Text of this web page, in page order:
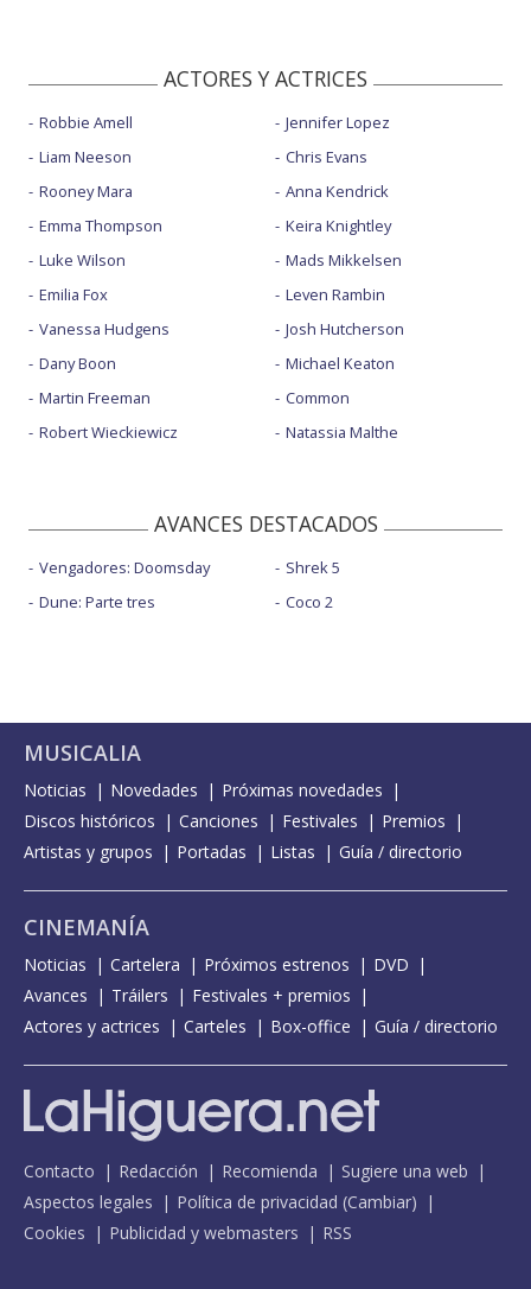
ACTORES Y ACTRICES
Robbie Amell
Liam Neeson
Rooney Mara
Emma Thompson
Luke Wilson
Emilia Fox
Vanessa Hudgens
Dany Boon
Martin Freeman
Robert Wieckiewicz
Jennifer Lopez
Chris Evans
Anna Kendrick
Keira Knightley
Mads Mikkelsen
Leven Rambin
Josh Hutcherson
Michael Keaton
Common
Natassia Malthe
AVANCES DESTACADOS
Vengadores: Doomsday
Dune: Parte tres
Shrek 5
Coco 2
MUSICALIA
Noticias Novedades
Próximas novedades
Discos históricos
Canciones Festivales
Premios
Artistas y grupos
Portadas Listas Guía / directorio
CINEMANÍA
Noticias Cartelera Próximos estrenos
DVD
Avances
Tráilers
Festivales + premios
Actores y actrices
Carteles Box-office Guía / directorio
Contacto Redacción Recomienda
Sugiere una web
Aspectos legales
Política de privacidad (Cambiar)
Cookies
Publicidad y webmasters RSS